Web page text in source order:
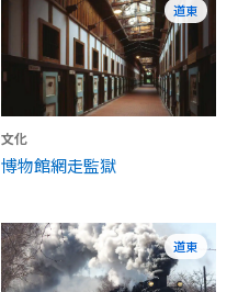
道東
文化
博物館網走監獄
道東